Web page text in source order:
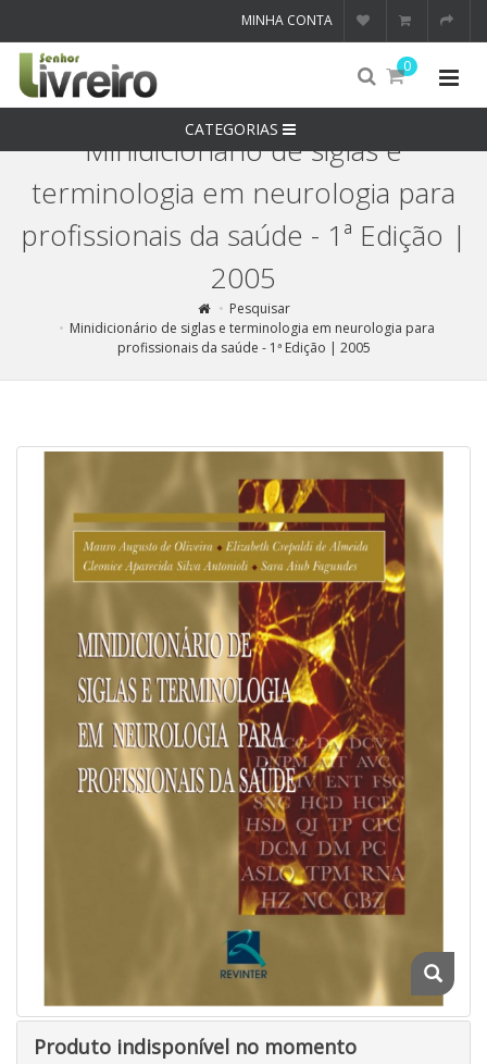
MINHA CONTA
0
CATEGORIAS
Minidicionário de siglas e
terminologia em neurologia para
profissionais da saúde - 1ª Edição |
2005
Pesquisar
Minidicionário de siglas e terminologia em neurologia para
profissionais da saúde - 1ª Edição | 2005
Produto indisponível no momento